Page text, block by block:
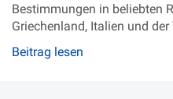
Bestimmungen in beliebten
Griechenland, Italien und der
Beitrag lesen